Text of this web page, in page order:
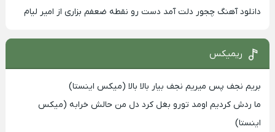
دانلود آهنگ چجور دلت آمد دست رو نقطه ضعفم بزاری از امیر لیام
ریمیکس
بریم نجف پس میریم نجف بیار بالا بالا (میکس اینستا)
ما ردش کردیم اومد تورو بغل کرد دل من حالش خرابه (میکس
اینستا)